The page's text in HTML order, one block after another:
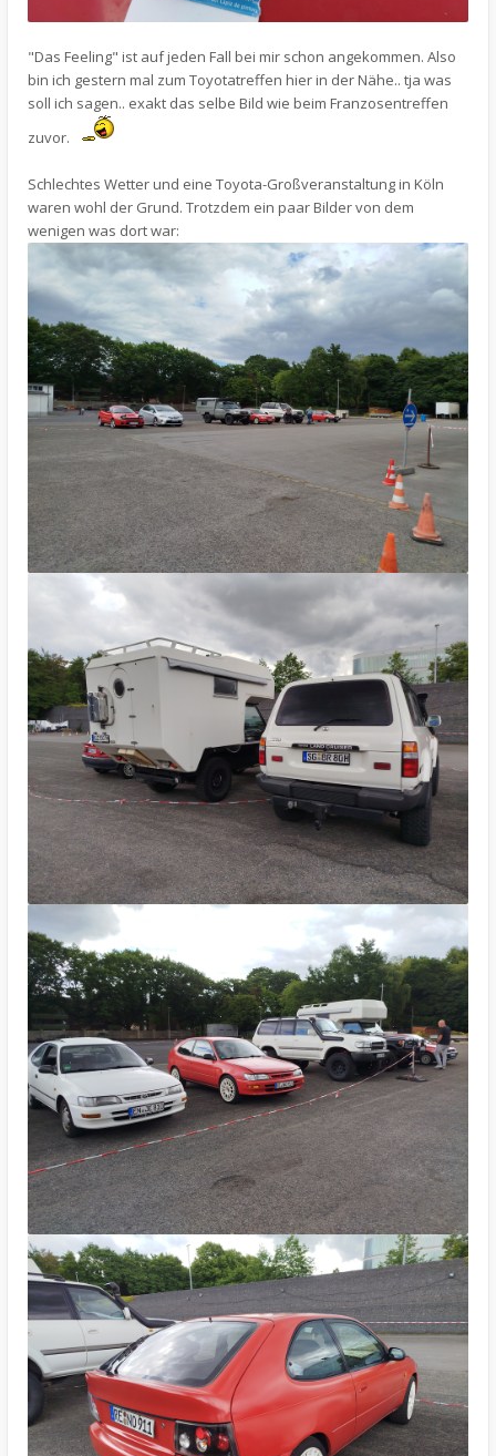
"Das Feeling" ist auf jeden Fall bei mir schon angekommen. Also
bin ich gestern mal zum Toyotatreffen hier in der Nähe.. tja was
soll ich sagen.. exakt das selbe Bild wie beim Franzosentreffen
zuvor.
Schlechtes Wetter und eine Toyota-Großveranstaltung in Köln
waren wohl der Grund. Trotzdem ein paar Bilder von dem
wenigen was dort war: